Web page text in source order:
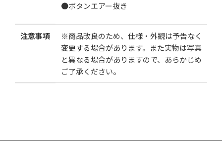
●ボタンエアー抜き
注意事項
※商品改良のため、仕様・外観は予告なく
変更する場合があります。また実物は写真
と異なる場合がありますので、あらかじめ
ご了承ください。